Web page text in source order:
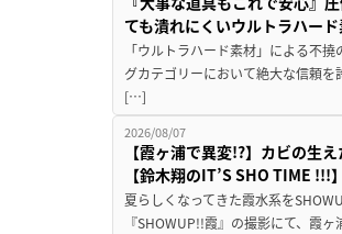
ても潰れにくいウルトラハード
「ウルトラハード素材」による不
グカテゴリーにおいて絶大な信頼
[…]
2026/08/07
【霞ヶ浦で異変!?】カビの生
【鈴木翔のIT’S SHO TIME !!!】
夏らしくなってきた霞水系を
『SHOWUP!!霞』の撮影にて、霞